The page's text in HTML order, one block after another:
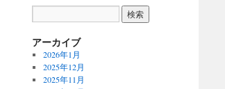
アーカイブ
2026年1月
2025年12月
2025年11月